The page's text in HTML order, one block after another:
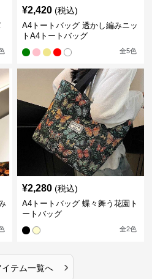
¥2,420 (税込)
A4トートバッグ 透かし編みニッ
トA4トートバッグ
全5色
¥2,280 (税込)
A4トートバッグ 蝶々舞う花園ト
ートバッグ
全2色
イテム一覧へ ›